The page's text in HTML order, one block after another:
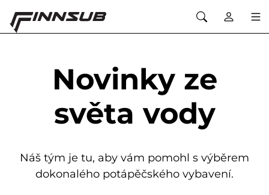
Novinky ze
světa vody
Náš tým je tu, aby vám pomohl s výběrem
dokonalého potápěčského vybavení.